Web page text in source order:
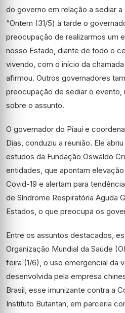
do governo em relação a sediar
“Ontem (31/5) à tarde o
preocupação de realizarmos um
nosso Estado, diante de todo o
vivendo, com o início da
afirmou. Outros governadores
preocupação de sediar o evento,
sobre o assunto.
O governador do Piauí e
Dias, conduziu a reunião. Ele
estudos da Fundação Oswaldo
entidades, que apontam
Covid-19 e alertam para
de Síndrome Respiratória Aguda
Estados, o que preocupa os
Entre os assuntos destacados,
Organização Mundial da Saúde
feira (1/6), o uso emergencial da
desenvolvida pela empresa
Brasil, esse imunizante contra a
Instituto Butantan, em parceria